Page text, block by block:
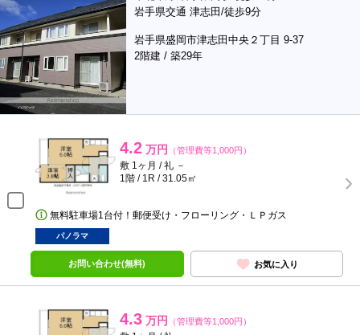
岩手県交通 津志田/徒歩9分
岩手県盛岡市津志田中央２丁目 9-37
2階建 / 築29年
4.2 万円 （管理費等1,000円）
敷 1ヶ月 / 礼 －
1階 / 1R / 31.05㎡
無料駐車場1台付！郵便受け・フローリング・ＬＰガス
パノラマ
お問い合わせ(無料) お気に入り
4.3 万円 （管理費等1,000円）